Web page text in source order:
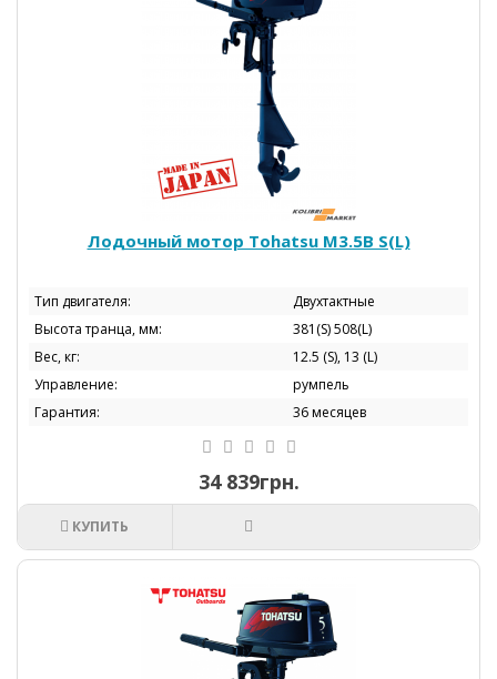
Лодочный мотор Tohatsu М3.5B S(L)
Тип двигателя:
Двухтактные
Высота транца, мм:
381(S) 508(L)
Вес, кг:
12.5 (S), 13 (L)
Управление:
румпель
Гарантия:
36 месяцев
34 839грн.
КУПИТЬ